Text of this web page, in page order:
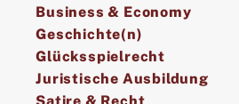
Business & Economy
Geschichte(n)
Glücksspielrecht
Juristische Ausbildung